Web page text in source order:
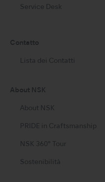
Service Desk
Contatto
Lista dei Contatti
About NSK
About NSK
PRIDE in Craftsmanship
NSK 360° Tour
Sostenibilità